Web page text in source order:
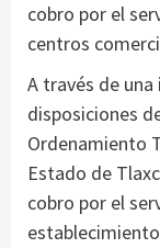
cobro por el
centros
A través de
disposiciones
Ordenamiento
Estado de
cobro por el